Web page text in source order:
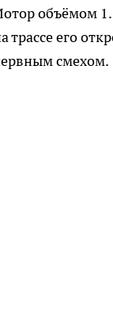
объёмом
его
смехом.